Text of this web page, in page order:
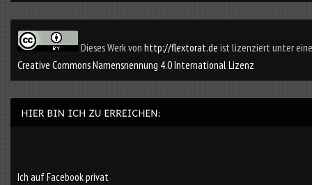
Dieses Werk von http://flextorat.de ist lizenziert unter
Creative Commons Namensnennung 4.0 International Lizenz
Ich auf Facebook privat